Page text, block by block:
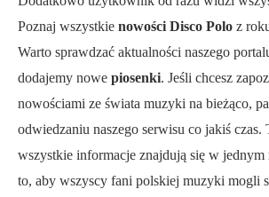
Poznaj wszystkie nowości Disco Polo z
Warto sprawdzać aktualności naszego
dodajemy nowe piosenki. Jeśli chcesz
nowościami ze świata muzyki na bieżąco,
odwiedzaniu naszego serwisu co jakiś czas.
wszystkie informacje znajdują się w
to, aby wszyscy fani polskiej muzyki mogli